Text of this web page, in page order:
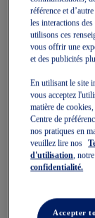
Quickview
Nouveau
référence et
les interactions
utilisons ces
vous offrir une
et des publicités
En utilisant le site
vous acceptez
matière de
Centre de
nos pratiques en
veuillez lire nos
d'utilisation, notre
confidentialité.
Accepter